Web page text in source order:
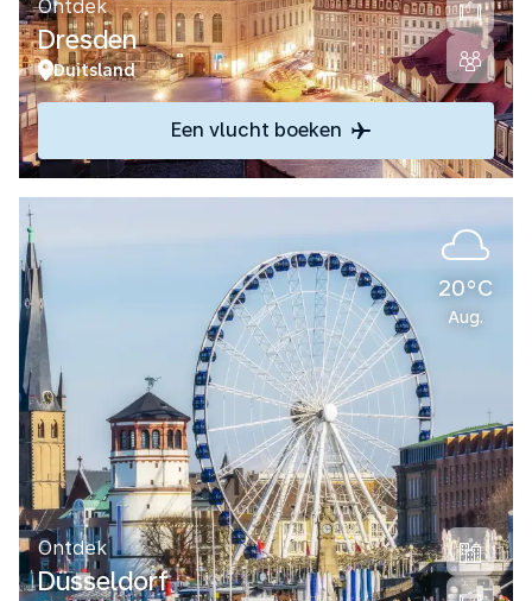
Ontdek
Dresden
Duitsland
Een vlucht boeken
20°C
Aug.
Ontdek
Düsseldorf